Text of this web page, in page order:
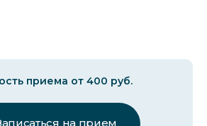
приема от 400 руб.
на прием